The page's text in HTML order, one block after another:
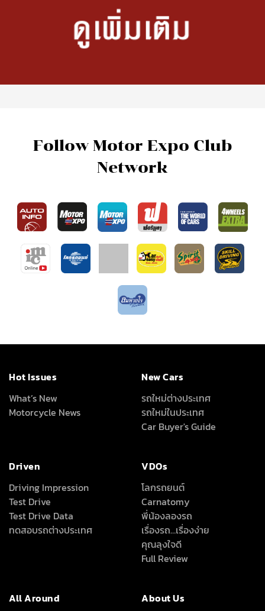
Follow Motor Expo Club
Network
Hot Issues
What’s New
Motorcycle News
New Cars
รถใหม่ต่างประเทศ
รถใหม่ในประเทศ
Car Buyer's Guide
Driven
Driving Impression
Test Drive
Test Drive Data
ทดสอบรถต่างประเทศ
VDOs
โลกรถยนต์
Carnatomy
พี่น้องลองรถ
เรื่องรถ…เรื่องง่าย
คุณลุงใจดี
Full Review
All Around
About Us